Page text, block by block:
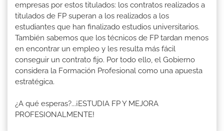
empresas por estos titulados: los contratos realizados a
titulados de FP superan a los realizados a los
estudiantes que han finalizado estudios universitarios.
También sabemos que los técnicos de FP tardan menos
en encontrar un empleo y les resulta más fácil
conseguir un contrato fijo. Por todo ello, el Gobierno
considera la Formación Profesional como una apuesta
estratégica.
¿A qué esperas?...¡ESTUDIA FP Y MEJORA
PROFESIONALMENTE!